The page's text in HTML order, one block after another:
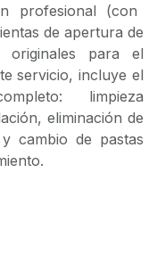
profesional (con
de apertura de
originales para el
servicio, incluye el
limpieza
eliminación de
cambio de pastas